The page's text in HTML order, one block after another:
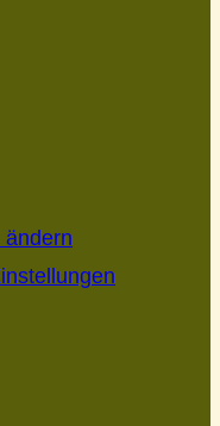
ändern